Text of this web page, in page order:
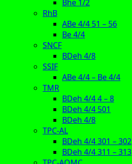
Bhe 1/2
RhB
ABe 4/4 51 – 56
Be 4/4
SNCF
BDeh 4/8
SSIF
ABe 4/4 – Be 4/4
TMR
BDeh 4/4 4 – 8
BDeh 4/4 501
BDeh 4/8
TPC-AL
BDeh 4/4 301 – 302
BDeh 4/4 311 – 313